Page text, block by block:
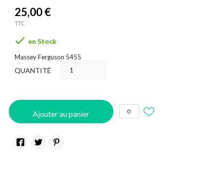
25,00 €
TTC
 en Stock
Massey Ferguson 5455
QUANTITÉ
Ajouter au panier 0